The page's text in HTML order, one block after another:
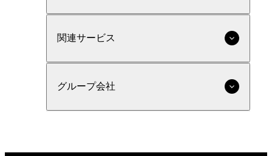
関連サービス
グループ会社